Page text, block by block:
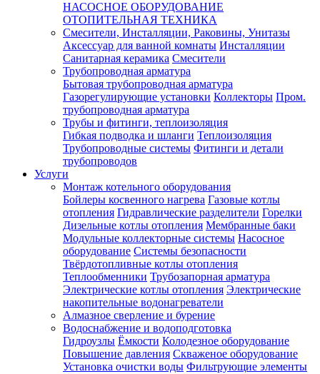
НАСОСНОЕ ОБОРУДОВАНИЕ
ОТОПИТЕЛЬНАЯ ТЕХНИКА
Смесители, Инсталляции, Раковины, Унитазы
Аксессуар для ванной комнаты Инсталляции
Санитарная керамика Смесители
Трубопроводная арматура
Бытовая трубопроводная арматура
Газорегулирующие установки Коллекторы Пром.
трубопроводная арматура
Трубы и фитинги, теплоизоляция
Гибкая подводка и шланги Теплоизоляция
Трубопроводные системы Фитинги и детали
трубопроводов
Услуги
Монтаж котельного оборудования
Бойлеры косвенного нагрева Газовые котлы
отопления Гидравлические разделители Горелки
Дизельные котлы отопления Мембранные баки
Модульные коллекторные системы Насосное
оборудование Системы безопасности
Твёрдотопливные котлы отопления
Теплообменники Трубозапорная арматура
Электрические котлы отопления Электрические
накопительные водонагреватели
Алмазное сверление и бурение
Водоснабжение и водоподготовка
Гидроузлы Ёмкости Колодезное оборудование
Повышение давления Скваженое оборудование
Установка очистки воды Фильтрующие элементы